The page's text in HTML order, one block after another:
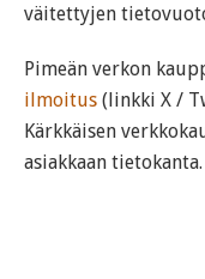
väitettyjen
Pimeän verkon
ilmoitus (linkki X /
Kärkkäisen
asiakkaan tietokanta.